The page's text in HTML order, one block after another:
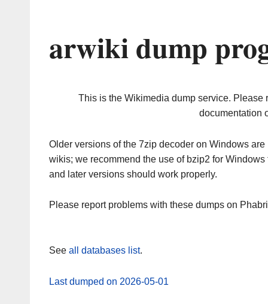
arwiki dump
This is the Wikimedia dump service. Please
documentation
Older versions of the 7zip decoder on Windows
wikis; we recommend the use of bzip2 for
and later versions should work properly.
Please report problems with these dumps on
See all databases list.
Last dumped on 2026-05-01